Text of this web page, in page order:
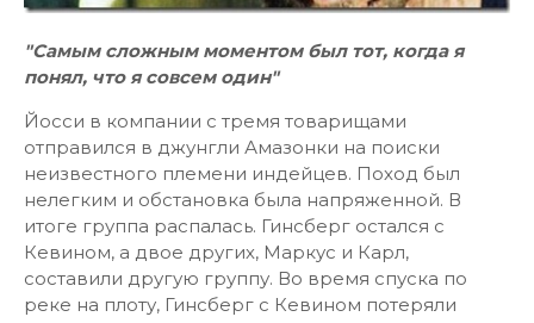
"Самым сложным моментом был тот, когда я
понял, что я совсем один"
Йосси в компании с тремя товарищами
отправился в джунгли Амазонки на поиски
неизвестного племени индейцев. Поход был
нелегким и обстановка была напряженной. В
итоге группа распалась. Гинсберг остался с
Кевином, а двое других, Маркус и Карл,
составили другую группу. Во время спуска по
реке на плоту, Гинсберг с Кевином потеряли